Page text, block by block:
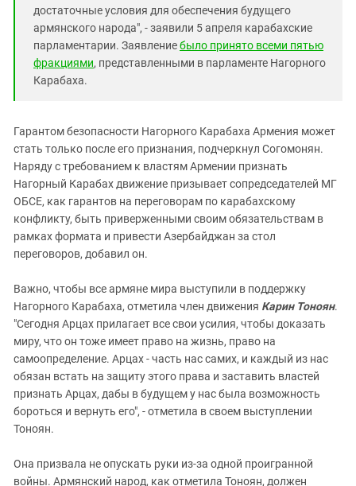
достаточные условия для обеспечения будущего
армянского народа", - заявили 5 апреля карабахские
парламентарии. Заявлениебыло принято всеми пятью
фракциями, представленными в парламенте Нагорного
Карабаха.
Гарантом безопасности Нагорного Карабаха Армения может
стать только после его признания, подчеркнул Согомонян.
Наряду с требованием к властям Армении признать
Нагорный Карабах движение призывает сопредседателей МГ
ОБСЕ, как гарантов на переговорам по карабахскому
конфликту, быть приверженными своим обязательствам в
рамках формата и привести Азербайджан за стол
переговоров, добавил он.
Важно, чтобы все армяне мира выступили в поддержку
Нагорного Карабаха, отметила член движения Карин Тоноян.
"Сегодня Арцах прилагает все свои усилия, чтобы доказать
миру, что он тоже имеет право на жизнь, право на
самоопределение. Арцах - часть нас самих, и каждый из нас
обязан встать на защиту этого права и заставить властей
признать Арцах, дабы в будущем у нас была возможность
бороться и вернуть его", - отметила в своем выступлении
Тоноян.
Она призвала не опускать руки из-за одной проигранной
войны. Армянский народ, как отметила Тоноян, должен